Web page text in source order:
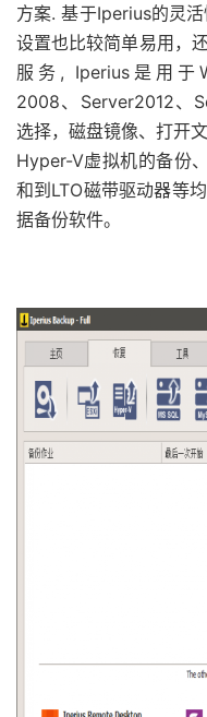
方案. 基于Iperius的灵
设置也比较简单易用，
服务, Iperius是用于
2008、Server2012、
选择，磁盘镜像、打开
Hyper-V虚拟机的备份
和到LTO磁带驱动器等
据备份软件。